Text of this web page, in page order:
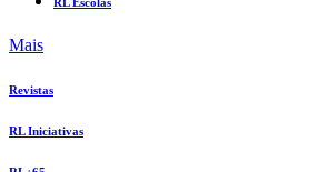
Mais
Revistas
RL Iniciativas